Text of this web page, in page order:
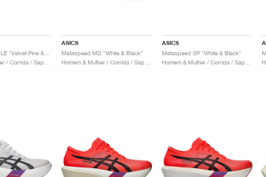
ASICS
Metaspeed MD "White & Black"
ASICS
Metaspeed SP "White & Black"